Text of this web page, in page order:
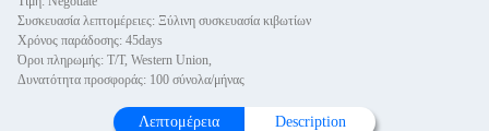
Συσκευασία λεπτομέρειες: Ξύλινη συσκευασία κιβωτίων
Χρόνος παράδοσης: 45days
Όροι πληρωμής: T/T, Western Union,
Δυνατότητα προσφοράς: 100 σύνολα/μήνας
Λεπτομέρεια Description